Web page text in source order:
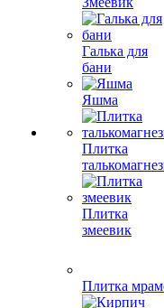
Галька для
бани
Яшма
Плитка
Плитка
змеевик
Плитка